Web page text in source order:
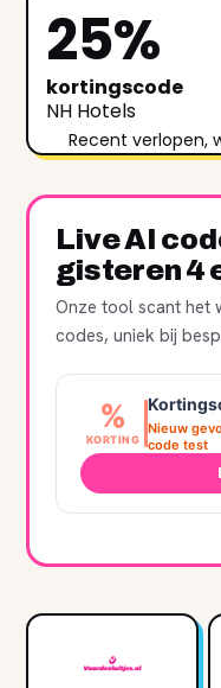
25%
kortingscode
NH Hotels
Recent verlopen,
Live AI
gisteren 4
Onze tool scant het
codes, uniek bij
%
KORTING
Nieuw
code test